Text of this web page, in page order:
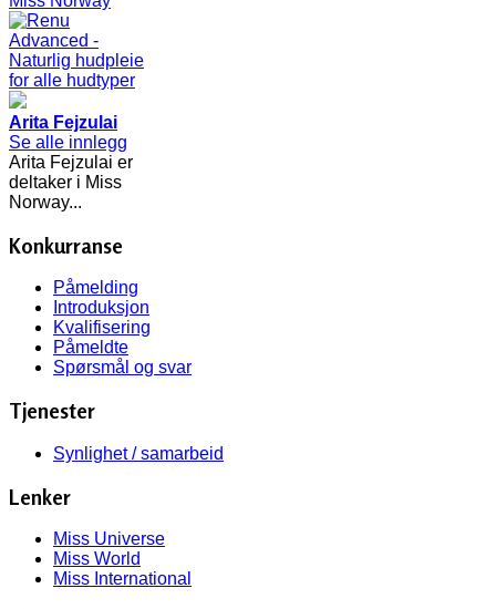
Arita Fejzulai
Se alle innlegg
Arita Fejzulai er
deltaker i Miss
Norway...
Konkurranse
Påmelding
Introduksjon
Kvalifisering
Påmeldte
Spørsmål og svar
Tjenester
Synlighet / samarbeid
Lenker
Miss Universe
Miss World
Miss International